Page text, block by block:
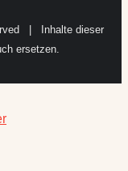
| Inhalte dieser
ersetzen.